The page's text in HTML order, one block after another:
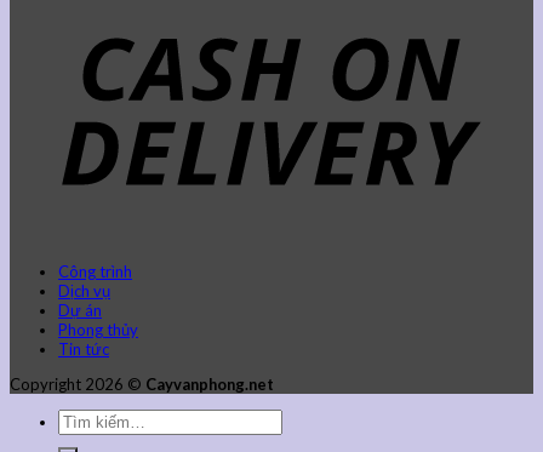
Công trình
Dịch vụ
Dự án
Phong thủy
Tin tức
Copyright 2026 © Cayvanphong.net